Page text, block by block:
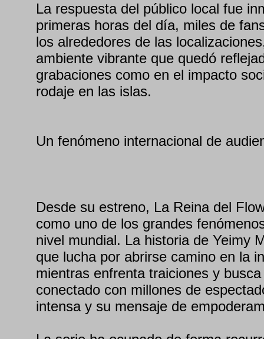
La respuesta del público local fue
primeras horas del día, miles de
los alrededores de las
ambiente vibrante que quedó
grabaciones como en el impacto
rodaje en las islas.
Un fenómeno internacional de
Desde su estreno, La Reina del
como uno de los grandes
nivel mundial. La historia de Yeimy
que lucha por abrirse camino en la
mientras enfrenta traiciones y
conectado con millones de
intensa y su mensaje de